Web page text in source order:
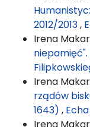
2012/2013,
Irena
Irena
rządów
1643) ,